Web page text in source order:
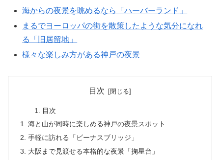
海からの夜景を眺めるなら「ハーバーランド」
まるでヨーロッパの街を散策したような気分になれ
る「旧居留地」
様々な楽しみ方がある神戸の夜景
目次
目次
海と山が同時に楽しめる神戸の夜景スポット
手軽に訪れる「ビーナスブリッジ」
大阪まで見渡せる本格的な夜景「掬星台」